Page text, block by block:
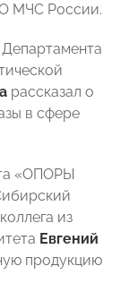
МЧС России.
рассказал о
в сфере
«ОПОРЫ
из
Евгений
продукцию